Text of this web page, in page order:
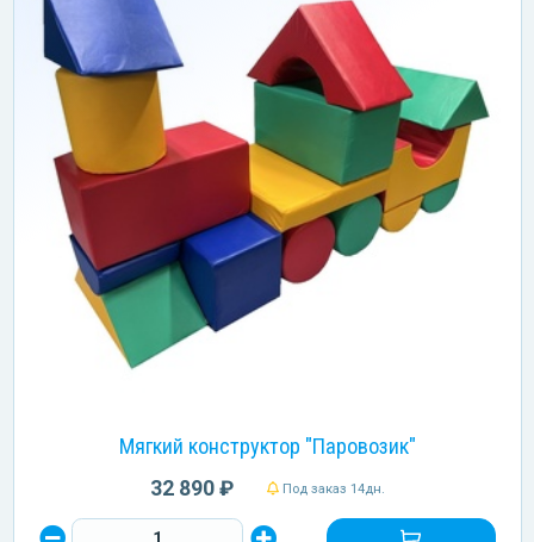
Мягкий конструктор "Паровозик"
32 890 ₽ Под заказ 14дн.